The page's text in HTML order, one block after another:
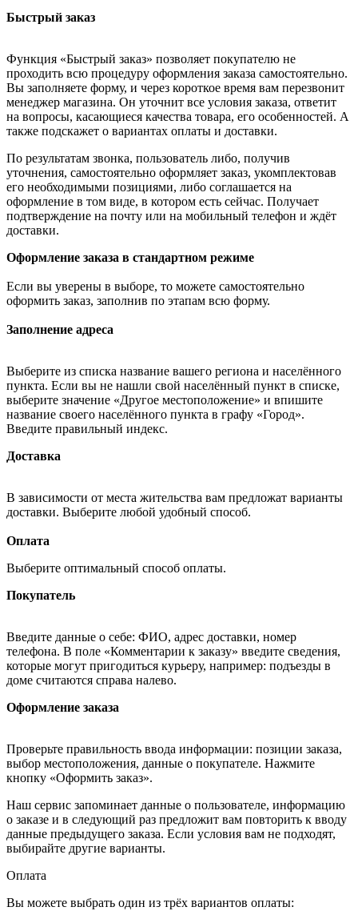
Быстрый заказ
Функция «Быстрый заказ» позволяет покупателю не
проходить всю процедуру оформления заказа самостоятельно.
Вы заполняете форму, и через короткое время вам перезвонит
менеджер магазина. Он уточнит все условия заказа, ответит
на вопросы, касающиеся качества товара, его особенностей. А
также подскажет о вариантах оплаты и доставки.
По результатам звонка, пользователь либо, получив
уточнения, самостоятельно оформляет заказ, укомплектовав
его необходимыми позициями, либо соглашается на
оформление в том виде, в котором есть сейчас. Получает
подтверждение на почту или на мобильный телефон и ждёт
доставки.
Оформление заказа в стандартном режиме
Если вы уверены в выборе, то можете самостоятельно
оформить заказ, заполнив по этапам всю форму.
Заполнение адреса
Выберите из списка название вашего региона и населённого
пункта. Если вы не нашли свой населённый пункт в списке,
выберите значение «Другое местоположение» и впишите
название своего населённого пункта в графу «Город».
Введите правильный индекс.
Доставка
В зависимости от места жительства вам предложат варианты
доставки. Выберите любой удобный способ.
Оплата
Выберите оптимальный способ оплаты.
Покупатель
Введите данные о себе: ФИО, адрес доставки, номер
телефона. В поле «Комментарии к заказу» введите сведения,
которые могут пригодиться курьеру, например: подъезды в
доме считаются справа налево.
Оформление заказа
Проверьте правильность ввода информации: позиции заказа,
выбор местоположения, данные о покупателе. Нажмите
кнопку «Оформить заказ».
Наш сервис запоминает данные о пользователе, информацию
о заказе и в следующий раз предложит вам повторить к вводу
данные предыдущего заказа. Если условия вам не подходят,
выбирайте другие варианты.
Оплата
Вы можете выбрать один из трёх вариантов оплаты: